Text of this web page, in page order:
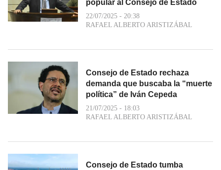
popular al Consejo de Estado
22/07/2025 - 20:38
RAFAEL ALBERTO ARISTIZÁBAL
Consejo de Estado rechaza
demanda que buscaba la “muerte
política” de Iván Cepeda
21/07/2025 - 18:03
RAFAEL ALBERTO ARISTIZÁBAL
Consejo de Estado tumba